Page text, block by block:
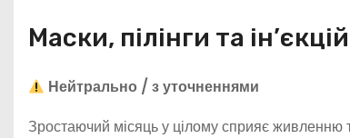
Маски, пілінги та
Нейтрально / з уточненнями
Зростаючий місяць у цілому сприяє живленню